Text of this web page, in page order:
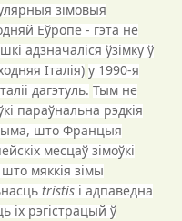
зімовыя
Еўропе - гэта не
адзначаліся ўзімку ў
Італія) у 1990-я
дагэтуль. Тым не
параўнальна рэдкія
што Францыя
месцаў зімоўкі
мяккія зімы
tristis і адпаведна
іх рэгістрацый ў